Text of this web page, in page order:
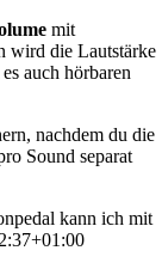
mit
wird die Lautstärke
auch hörbaren
nachdem du die
Sound separat
kann ich mit